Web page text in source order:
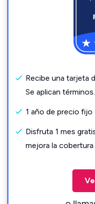
Recibe una tarjeta
Se aplican términos.
1 año de precio
Disfruta 1 mes
mejora la